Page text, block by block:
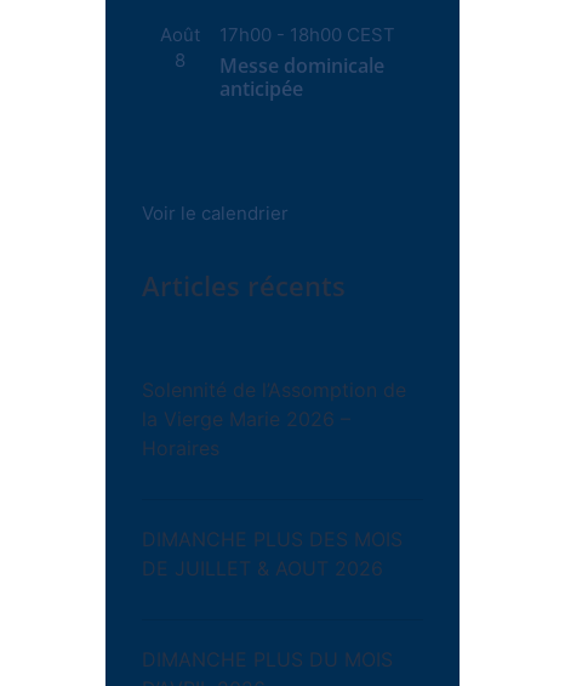
Août
8
17h00 - 18h00 CEST
Messe dominicale
anticipée
Voir le calendrier
Articles récents
Solennité de l’Assomption de
la Vierge Marie 2026 –
Horaires
DIMANCHE PLUS DES MOIS
DE JUILLET & AOUT 2026
DIMANCHE PLUS DU MOIS